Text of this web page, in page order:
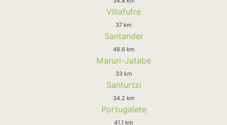
Villafufre
37 km
Santander
48.6 km
Maruri-Jatabe
33 km
Santurtzi
34.2 km
Portugalete
41.1 km